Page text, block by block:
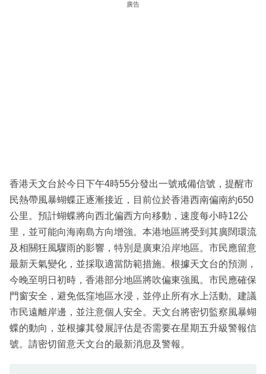
廣告
香港天文台於今日下午4時55分發出一號戒備信號，提醒市
民熱帶風暴蝴蝶正逐漸接近，目前位於香港西南偏南約650
公里。預計蝴蝶將向西北偏西方向移動，速度每小時12公
里，並可能向海南島方向增強。本港地區將受到其廣闊環流
及相關狂風驟雨的影響，特別是廣東沿岸地區。市民應留意
最新天氣變化，並採取適當防範措施。根據天文台的預測，
今晚至明日初時，香港部分地區將吹偏東強風。市民應確保
門窗安全，避免低窪地區水浸，並停止所有水上活動。建議
市民遠離岸邊，並注意個人安全。天文台將密切監察風暴蝴
蝶的動向，並根據其發展評估是否需要在星期五升級警報信
號。請密切留意天文台的最新消息及警報。